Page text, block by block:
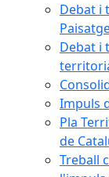
Debat i
Debat i
Impuls
Pla
de
Treball